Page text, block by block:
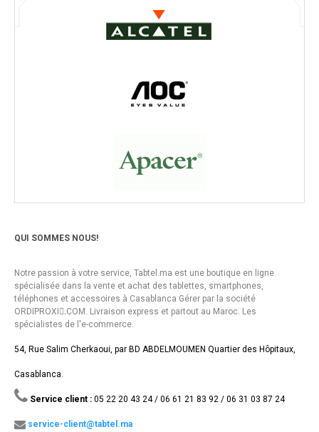
QUI SOMMES NOUS!
Notre passion à votre service, Tabtel.ma est une boutique en ligne
spécialisée dans la vente et achat des tablettes, smartphones,
téléphones et accessoires à Casablanca Gérer par la société
ORDIPROXI.ِCOM. Livraison express et partout au Maroc. Les
spécialistes de l'e-commerce.
54, Rue Salim Cherkaoui, par BD ABDELMOUMEN Quartier des Hôpitaux,
Casablanca.
Service client : 05 22 20 43 24 / 06 61 21 83 92 / 06 31 03 87 24
service-client@tabtel.ma